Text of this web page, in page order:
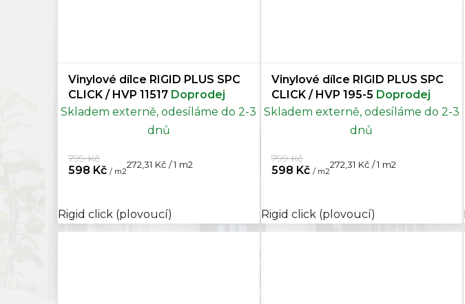
Vinylové dílce RIGID PLUS SPC
CLICK / HVP 11517 Doprodej
Skladem externě, odesíláme do 2-3
dnů
598 Kč / m2
799 Kč
Měrná
cena:
272,31 Kč / 1 m2
Rigid click (plovoucí)
Vinylové dílce RIGID PLUS SPC
CLICK / HVP 195-5 Doprodej
Skladem externě, odesíláme do 2-3
dnů
598 Kč / m2
799 Kč
Měrná
cena:
272,31 Kč / 1 m2
Rigid click (plovoucí)